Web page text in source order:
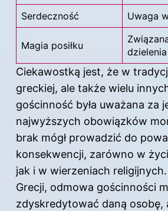
Serdeczność
Uwaga
Magia posiłku
Ciekawostką jest, że w
greckiej, ale także wielu
gościnność była uważana za
najwyższych obowiązków
brak mógł prowadzić do
konsekwencji, zarówno w
jak i w wierzeniach
Grecji, odmowa gościnności
zdyskredytować daną osobę,